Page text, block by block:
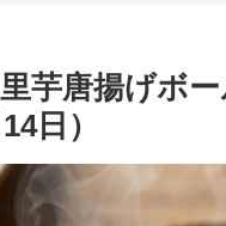
里芋唐揚げボ
日）